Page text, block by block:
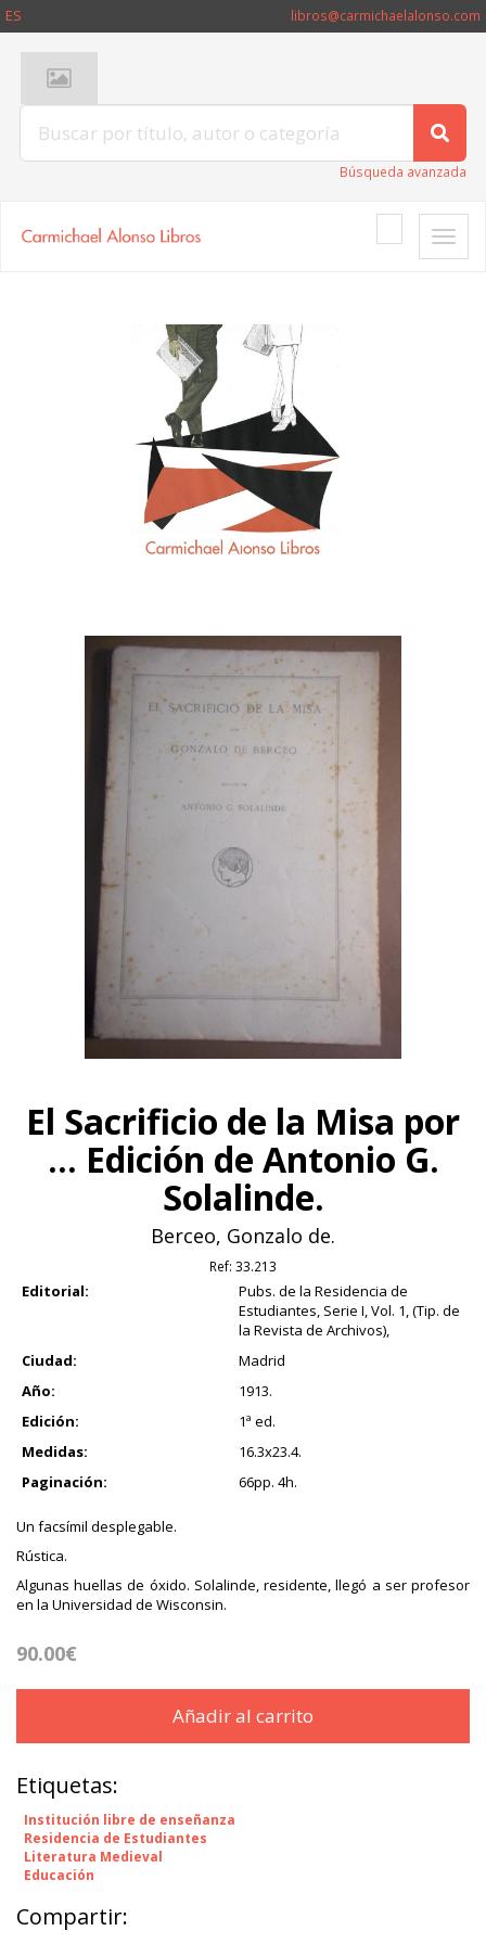
ES libros@carmichaelalonso.com
Búsqueda avanzada
Toggle
El Sacrificio de la Misa por
... Edición de Antonio G.
Solalinde.
Berceo, Gonzalo de.
Ref: 33.213
Editorial:
Pubs. de la Residencia de
Estudiantes, Serie I, Vol. 1, (Tip. de
la Revista de Archivos),
Ciudad:
Madrid
Año:
1913.
Edición:
1ª ed.
Medidas:
16.3x23.4.
Paginación:
66pp. 4h.
Un facsímil desplegable.
Rústica.
Algunas huellas de óxido. Solalinde, residente, llegó a ser profesor
en la Universidad de Wisconsin.
90.00€
Añadir al carrito
Etiquetas:
Institución libre de enseñanza
Residencia de Estudiantes
Literatura Medieval
Educación
Compartir: